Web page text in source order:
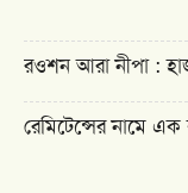
রওশন আরা নীপা :
রেমিটেন্সের নামে